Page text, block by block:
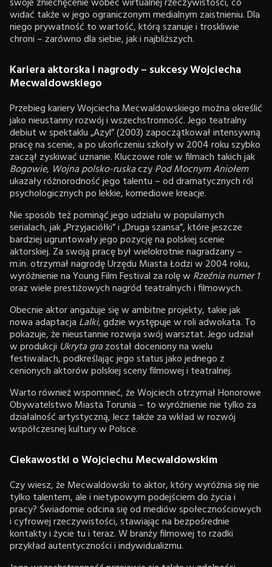
widać także w jego ograniczonym medialnym zaistnieniu. Dla
niego prywatność to wartość, którą szanuje i troskliwie
chroni – zarówno dla siebie, jak i najbliższych.
Kariera aktorska i nagrody – sukcesy Wojciecha
Mecwaldowskiego
Przebieg kariery Wojciecha Mecwaldowskiego można określić
jako nieustanny rozwój i wszechstronność. Jego teatralny
debiut w spektaklu „Azyl” (2003) zapoczątkował intensywną
pracę na scenie, a po ukończeniu szkoły w 2004 roku szybko
zaczął zyskiwać uznanie. Kluczowe role w filmach takich jak
Bogowie, Wojna polsko-ruskaczyPod Mocnym Aniołem
ukazały różnorodność jego talentu – od dramatycznych ról
psychologicznych po lekkie, komediowe kreacje.
Nie sposób też pominąć jego udziału w popularnych
serialach, jak „Przyjaciółki” i „Druga szansa”, które jeszcze
bardziej ugruntowały jego pozycję na polskiej scenie
aktorskiej. Za swoją pracę był wielokrotnie nagradzany –
m.in. otrzymał nagrodę Urzędu Miasta Łodzi w 2004 roku,
wyróżnienie na Young Film Festival za rolę w Rzeźnia numer 1
oraz wiele prestiżowych nagród teatralnych i filmowych.
Obecnie aktor angażuje się w ambitne projekty, takie jak
nowa adaptacja Lalki, gdzie występuje w roli adwokata. To
pokazuje, że nieustannie rozwija swój warsztat. Jego udział
w produkcji Ukryta grazostał doceniony na wielu
festiwalach, podkreślając jego status jako jednego z
cenionych aktorów polskiej sceny filmowej i teatralnej.
Warto również wspomnieć, że Wojciech otrzymał Honorowe
Obywatelstwo Miasta Torunia – to wyróżnienie nie tylko za
działalność artystyczną, lecz także za wkład w rozwój
współczesnej kultury w Polsce.
Ciekawostki o Wojciechu Mecwaldowskim
Czy wiesz, że Mecwaldowski to aktor, który wyróżnia się nie
tylko talentem, ale i nietypowym podejściem do życia i
pracy? Świadomie odcina się od mediów społecznościowych
i cyfrowej rzeczywistości, stawiając na bezpośrednie
kontakty i życie tu i teraz. W branży filmowej to rzadki
przykład autentyczności i indywidualizmu.